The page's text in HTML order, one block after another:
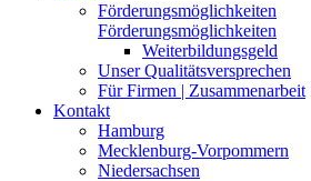
Förderungsmöglichkeiten
Förderungsmöglichkeiten
Weiterbildungsgeld
Unser Qualitätsversprechen
Für Firmen | Zusammenarbeit
Kontakt
Hamburg
Mecklenburg-Vorpommern
Niedersachsen